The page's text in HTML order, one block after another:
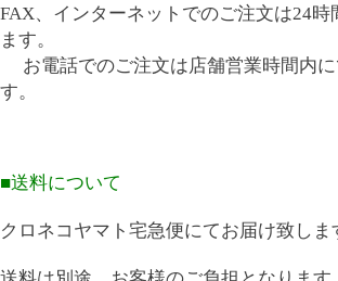
FAX、インターネットでのご注文は24時
ます。
お電話でのご注文は店舗営業時間内に
す。
■送料について
クロネコヤマト宅急便にてお届け致しま